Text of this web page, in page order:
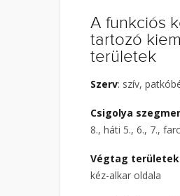
A funkciós
tartozó
területek
Szerv: szív,
Csigolya
8., háti 5., 6., 7.,
Végtag területek
kéz-alkar oldala